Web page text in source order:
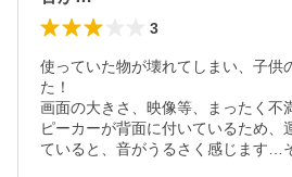
3
使っていた物が壊れてしまい、子供
た！
画面の大きさ、映像等、まったく不
ピーカーが背面に付いているため、
ていると、音がうるさく感じます…